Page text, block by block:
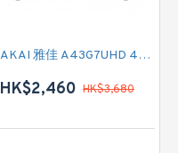
AKAI 雅佳 A43G7UHD 43吋 4K SMART TV
HK$2,460 HK$3,680